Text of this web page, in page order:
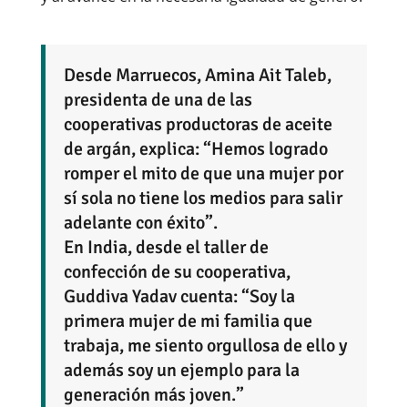
Desde Marruecos, Amina Ait Taleb,
presidenta de una de las
cooperativas productoras de aceite
de argán, explica: “Hemos logrado
romper el mito de que una mujer por
sí sola no tiene los medios para salir
adelante con éxito”.
En India, desde el taller de
confección de su cooperativa,
Guddiva Yadav cuenta: “Soy la
primera mujer de mi familia que
trabaja, me siento orgullosa de ello y
además soy un ejemplo para la
generación más joven.”